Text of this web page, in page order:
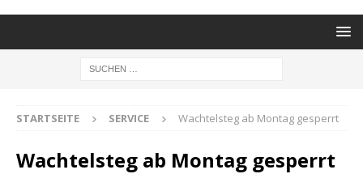
STARTSEITE SERVICE Wachtelsteg ab Montag gesperrt
Wachtelsteg ab Montag gesperrt